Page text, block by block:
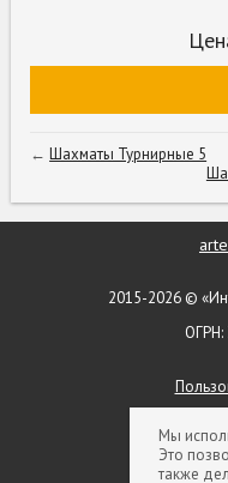
←Шахматы Турнирные 5
2015-2026 ©
ОГРН:
+ 7
Мы
Это
также